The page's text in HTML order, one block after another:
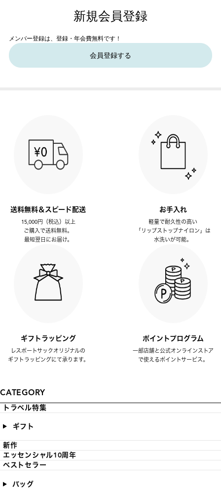
新規会員登録
メンバー登録は、登録・年会費無料です！
会員登録する
送料無料＆スピード配送
15,000円（税込）以上
ご購入で送料無料。
最短翌日にお届け。
お手入れ
軽量で耐久性の高い
「リップストップナイロン」は
水洗いが可能。
ギフトラッピング
レスポートサックオリジナルの
ギフトラッピングにて承ります。
ポイントプログラム
一部店舗と公式オンラインストア
で使えるポイントサービス。
CATEGORY
トラベル特集
ギフト
新作
エッセンシャル10周年
ベストセラー
バッグ